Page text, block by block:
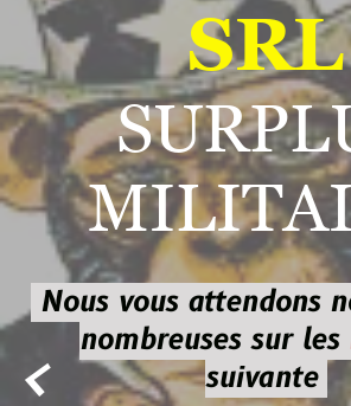

SRL
Nous vous attendons
nombreuses sur les
suivante